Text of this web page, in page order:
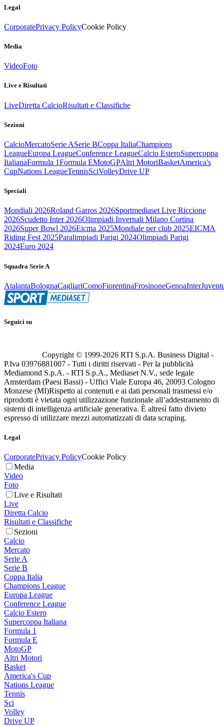
Legal
CorporatePrivacy PolicyCookie Policy
Media
VideoFoto
Live e Risultati
LiveDiretta CalcioRisultati e Classifiche
Sezioni
CalcioMercatoSerie ASerie BCoppa ItaliaChampions
LeagueEuropa LeagueConference LeagueCalcio EsteroSupercoppa
ItalianaFormula 1Formula EMotoGPAltri MotoriBasketAmerica's
CupNations LeagueTennisSciVolleyDrive UP
Speciali
Mondiali 2026Roland Garros 2026Sportmediaset Live Riccione
2026Scudetto Inter 2026Olimpiadi Invernali Milano Cortina
2026Super Bowl 2026Eicma 2025Mondiale per club 2025EICMA
Riding Fest 2025Paralimpiadi Parigi 2024Olimpiadi Parigi
2024Euro 2024
Squadra Serie A
AtalantaBolognaCagliariComoFiorentinaFrosinoneGenoaInter
Seguici su
Copyright © 1999-2026 RTI S.p.A. Business Digital -
P.Iva 03976881007 - Tutti i diritti riservati - Per la pubblicità
Mediamond S.p.A. - RTI S.p.A., Mediaset N.V., sede legale
Amsterdam (Paesi Bassi) - Uffici Viale Europa 46, 20093 Cologno
Monzese (MI)Rispetto ai contenuti e ai dati personali trasmessi e/o
riprodotti è vietata ogni utilizzazione funzionale all’addestramento di
sistemi di intelligenza artificiale generativa. È altresì fatto divieto
espresso di utilizzare mezzi automatizzati di data scraping.
Legal
CorporatePrivacy PolicyCookie Policy
Media
Video
Foto
Live e Risultati
Live
Diretta Calcio
Risultati e Classifiche
Sezioni
Calcio
Mercato
Serie A
Serie B
Coppa Italia
Champions League
Europa League
Conference League
Calcio Estero
Supercoppa Italiana
Formula 1
Formula E
MotoGP
Altri Motori
Basket
America's Cup
Nations League
Tennis
Sci
Volley
Drive UP